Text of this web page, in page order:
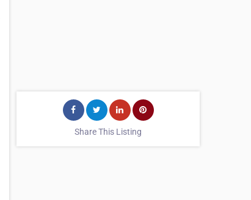
Share This Listing